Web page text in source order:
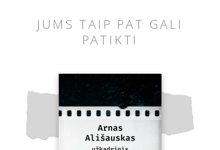
JUMS TAIP PAT GALI
PATIKTI